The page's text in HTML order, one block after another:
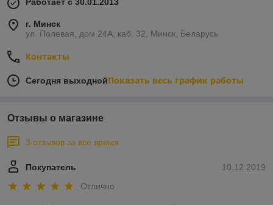
г. Минск
ул. Полевая, дом 24А, каб. 32, Минск, Беларусь
Контакты
Сегодня выходнойПоказать весь график работы
Отзывы о магазине
3 отзывов за всё время
10.12.2019
Покупатель
Отлично